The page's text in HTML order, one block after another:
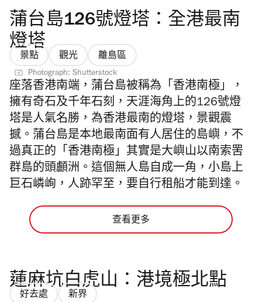
蒲台島126號燈塔：全港最南
燈塔
景點 觀光 離島區
Photograph: Shutterstock
座落香港南端，蒲台島被稱為「香港南極」，
擁有奇石及千年石刻，天涯海角上的126號燈
塔是人氣名勝，為香港最南的燈塔，景觀震
撼。蒲台島是本地最南面有人居住的島嶼，不
過真正的「香港南極」其實是大嶼山以南索罟
群島的頭顱洲。這個無人島自成一角，小島上
巨石嶙峋，人跡罕至，要自行租船才能到達。
查看更多
蓮麻坑白虎山：港境極北點
好去處 新界